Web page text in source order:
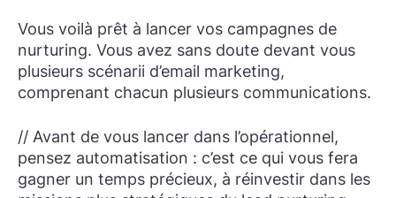
Vous voilà prêt à lancer vos campagnes de
nurturing. Vous avez sans doute devant vous
plusieurs scénarii d’email marketing,
comprenant chacun plusieurs communications.
// Avant de vous lancer dans l’opérationnel,
pensez automatisation : c’est ce qui vous fera
gagner un temps précieux, à réinvestir dans les